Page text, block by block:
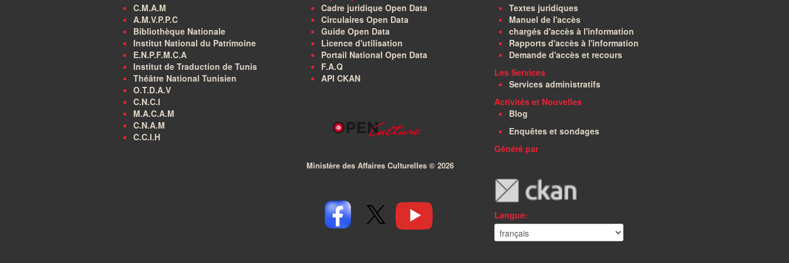
C.M.A.M
A.M.V.P.P.C
Bibliothèque Nationale
Institut National du Patrimoine
E.N.P.F.M.C.A
Institut de Traduction de Tunis
Théâtre National Tunisien
O.T.D.A.V
C.N.C.I
M.A.C.A.M
C.N.A.M
C.C.I.H
Cadre juridique Open Data
Circulaires Open Data
Guide Open Data
Licence d'utilisation
Portail National Open Data
F.A.Q
API CKAN
Ministère des Affaires Culturelles © 2026
Textes juridiques
Manuel de l'accès
chargés d'accès à l'information
Rapports d'accès à l'information
Demande d'accès et recours
Les Services
Services administratifs
Activités et Nouvelles
Blog
Enquêtes et sondages
Généré par
Langue